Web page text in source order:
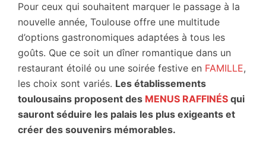
Soirées,
Sorties
Métro,
Bus
★
Toutes
les
fêtes
à
Pour ceux qui souhaitent marquer le passage à la
nouvelle année, Toulouse offre une multitude
d’options gastronomiques adaptées à tous les
goûts. Que ce soit un dîner romantique dans un
restaurant étoilé ou une soirée festive en FAMILLE,
les choix sont variés. Les établissements
toulousains proposent des MENUS RAFFINÉS qui
sauront séduire les palais les plus exigeants et
créer des souvenirs mémorables.